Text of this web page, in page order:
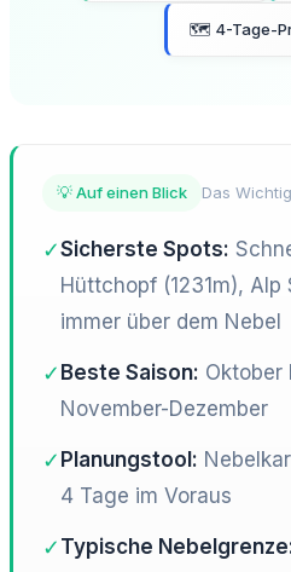
🗺️ 4-Tage-
💡 Auf einen Blick Das
✓Sicherste Spots:
Hüttchopf (1231m), Alp
immer über dem Nebel
✓ Beste Saison: Oktober
November-Dezember
✓ Planungstool:
4 Tage im Voraus
✓ Typische